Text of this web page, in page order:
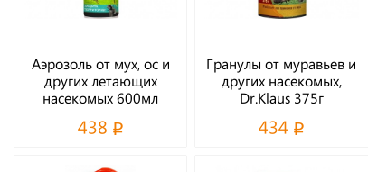
Аэрозоль от мух, ос и
других летающих
насекомых 600мл
438
Гранулы от муравьев и
других насекомых,
Dr.Klaus 375г
434